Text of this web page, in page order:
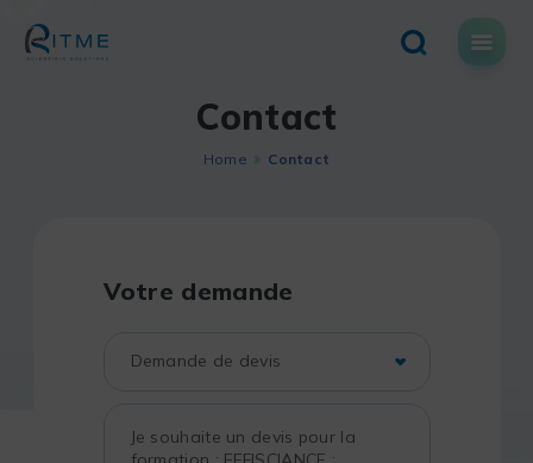
content
Contact
Home Contact
Votre demande